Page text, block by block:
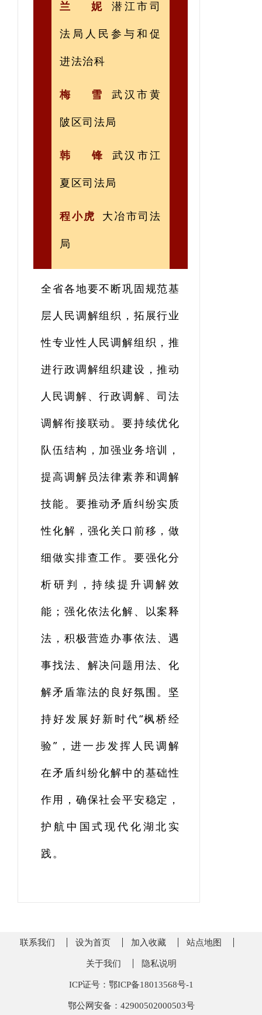
兰 妮 潜江市司
法局人民参与和促
进法治科
梅 雪 武汉市黄
陂区司法局
韩 锋 武汉市江
夏区司法局
程小虎 大冶市司法
局
全省各地要不断巩固规范基
层人民调解组织，拓展行业
性专业性人民调解组织，推
进行政调解组织建设，推动
人民调解、行政调解、司法
调解衔接联动。要持续优化
队伍结构，加强业务培训，
提高调解员法律素养和调解
技能。要推动矛盾纠纷实质
性化解，强化关口前移，做
细做实排查工作。要强化分
析研判，持续提升调解效
能；强化依法化解、以案释
法，积极营造办事依法、遇
事找法、解决问题用法、化
解矛盾靠法的良好氛围。坚
持好发展好新时代“枫桥经
验”，进一步发挥人民调解
在矛盾纠纷化解中的基础性
作用，确保社会平安稳定，
护航中国式现代化湖北实
践。
联系我们 设为首页 加入收藏 站点地图
关于我们 隐私说明
ICP证号：鄂ICP备18013568号-1
鄂公网安备：42900502000503号